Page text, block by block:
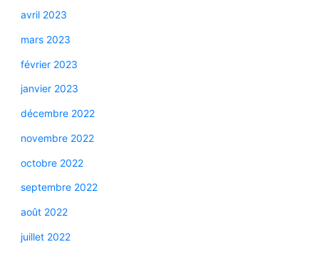
avril 2023
mars 2023
février 2023
janvier 2023
décembre 2022
novembre 2022
octobre 2022
septembre 2022
août 2022
juillet 2022